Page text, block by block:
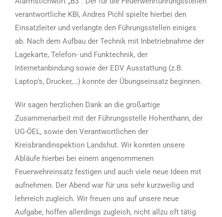
verantwortliche KBI, Andres Pichl spielte hierbei den
Einsatzleiter und verlangte den Führungsstellen einiges
ab. Nach dem Aufbau der Technik mit Inbetriebnahme der
Lagekarte, Telefon- und Funktechnik, der
Internetanbindung sowie der EDV Ausstattung (z.B.
Laptop’s, Drucker,…) konnte der Übungseinsatz beginnen.
Wir sagen herzlichen Dank an die großartige
Zusammenarbeit mit der Führungsstelle Hohenthann, der
UG-ÖEL, sowie den Verantwortlichen der
Kreisbrandinspektion Landshut. Wir konnten unsere
Abläufe hierbei bei einem angenommenen
Feuerwehreinsatz festigen und auch viele neue Ideen mit
aufnehmen. Der Abend war für uns sehr kurzweilig und
lehrreich zugleich. Wir freuen uns auf unsere neue
Aufgabe, hoffen allerdings zugleich, nicht allzu oft tätig